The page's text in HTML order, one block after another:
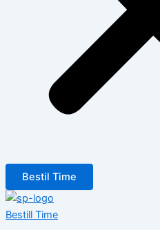
Bestil Time
Bestill Time